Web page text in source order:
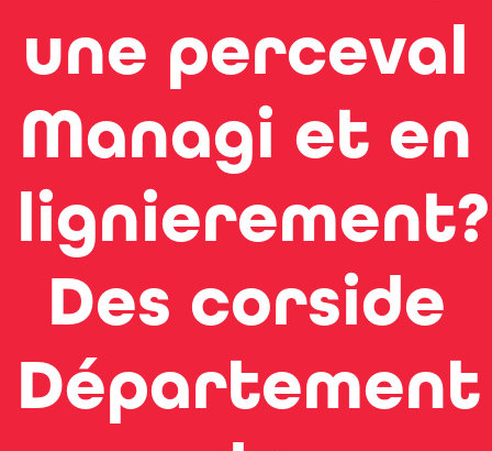
une perceval
Managi et en
lignierement?
Des corside
Département